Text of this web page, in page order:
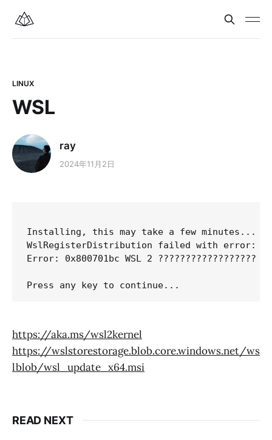
LINUX
WSL
ray
2024年11月2日
Installing, this may take a few minutes...
WslRegisterDistribution failed with error:
Error: 0x800701bc WSL 2
https://aka.ms/wsl2kernel
https://wslstorestorage.blob.core.windows.net/ws
lblob/wsl_update_x64.msi
READ NEXT